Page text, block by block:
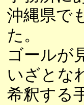
沖縄県で
た。
ゴールが
いざとな
希釈する